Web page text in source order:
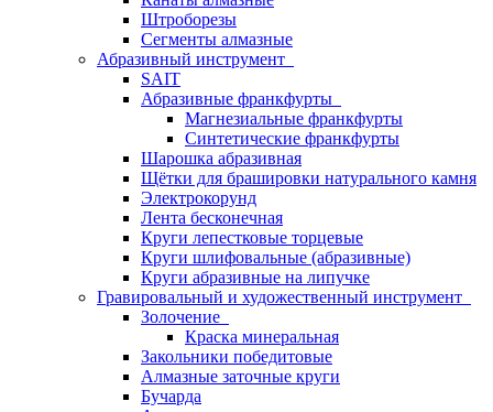
Штроборезы
Сегменты алмазные
Абразивный инструмент
SAIT
Абразивные франкфурты
Магнезиальные франкфурты
Синтетические франкфурты
Шарошка абразивная
Щётки для брашировки натурального камня
Электрокорунд
Лента бесконечная
Круги лепестковые торцевые
Круги шлифовальные (абразивные)
Круги абразивные на липучке
Гравировальный и художественный инструмент
Золочение
Краска минеральная
Закольники победитовые
Алмазные заточные круги
Бучарда